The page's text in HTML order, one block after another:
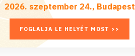
2026. szeptember 24., Budapest
FOGLALJA LE HELYÉT MOST >>